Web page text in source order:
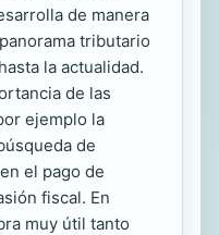
de manera
tributario
la actualidad.
de las
ejemplo la
de
el pago de
fiscal. En
muy útil tanto